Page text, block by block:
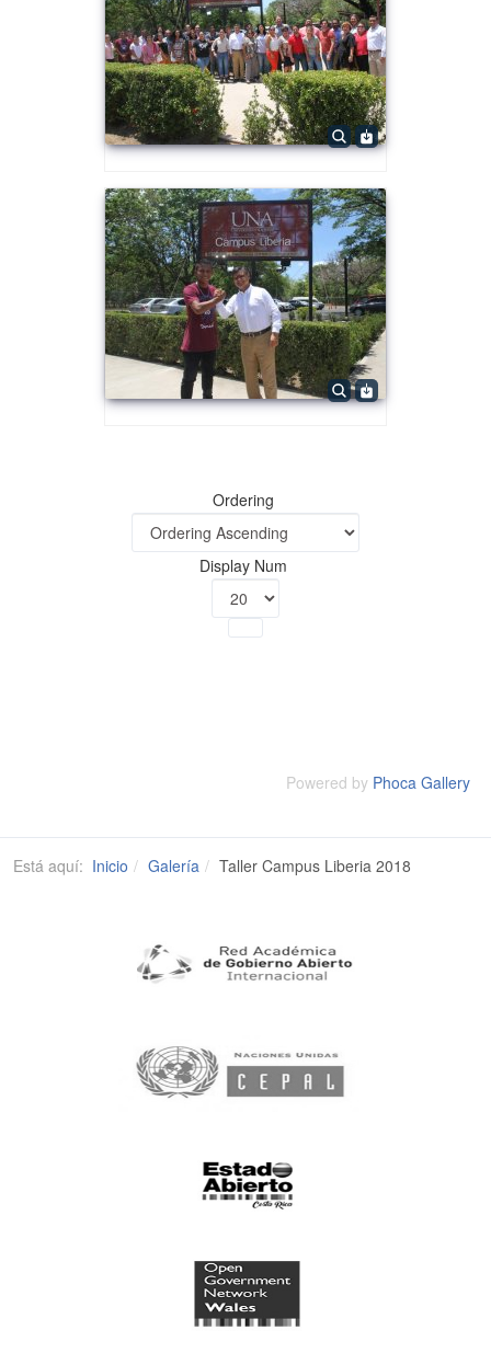
Ordering
Display Num
Powered by Phoca Gallery
Está aquí: Inicio Galería Taller Campus Liberia 2018